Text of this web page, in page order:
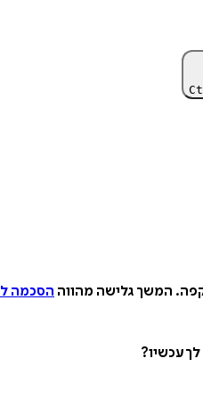
המשך גלישה מהווה הסכמה
עכשיו?